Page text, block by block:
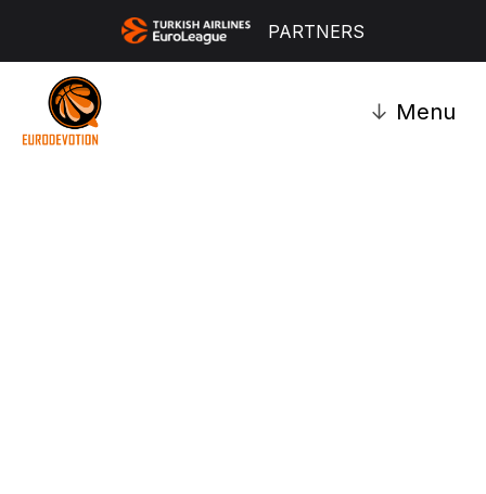
PARTNERS
↓ Menu